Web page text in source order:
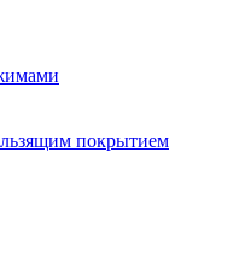
покрытием